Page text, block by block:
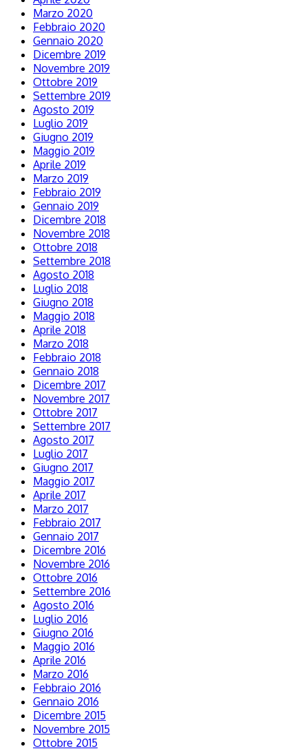
Marzo 2020
Febbraio 2020
Gennaio 2020
Dicembre 2019
Novembre 2019
Ottobre 2019
Settembre 2019
Agosto 2019
Luglio 2019
Giugno 2019
Maggio 2019
Aprile 2019
Marzo 2019
Febbraio 2019
Gennaio 2019
Dicembre 2018
Novembre 2018
Ottobre 2018
Settembre 2018
Agosto 2018
Luglio 2018
Giugno 2018
Maggio 2018
Aprile 2018
Marzo 2018
Febbraio 2018
Gennaio 2018
Dicembre 2017
Novembre 2017
Ottobre 2017
Settembre 2017
Agosto 2017
Luglio 2017
Giugno 2017
Maggio 2017
Aprile 2017
Marzo 2017
Febbraio 2017
Gennaio 2017
Dicembre 2016
Novembre 2016
Ottobre 2016
Settembre 2016
Agosto 2016
Luglio 2016
Giugno 2016
Maggio 2016
Aprile 2016
Marzo 2016
Febbraio 2016
Gennaio 2016
Dicembre 2015
Novembre 2015
Ottobre 2015